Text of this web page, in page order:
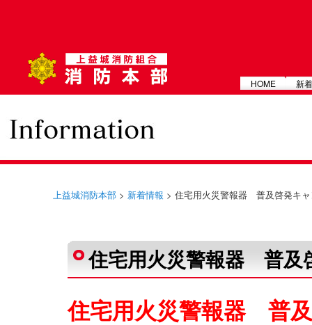
メインメニュー HOME 新
上益城消防本部 > 新着情報 > 住宅用火災警報器 普及啓発キ
住宅用火災警報器 普及
住宅用火災警報器 普